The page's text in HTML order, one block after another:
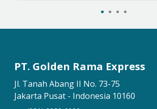
PT. Golden Rama Express
Jl. Tanah Abang II No. 73-75
Jakarta Pusat - Indonesia 10160